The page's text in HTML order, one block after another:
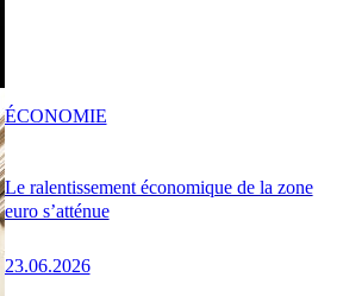
Le ralentissement économique de la zone
euro s’atténue
23.06.2026
ÉCONOMIE